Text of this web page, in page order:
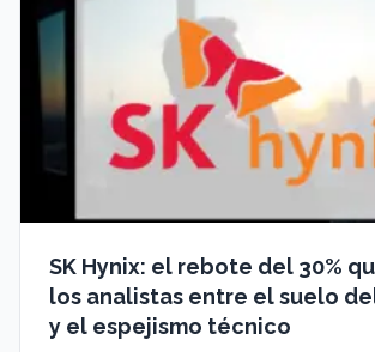
SK Hynix: el rebote del 30%
los analistas entre el suelo
y el espejismo técnico